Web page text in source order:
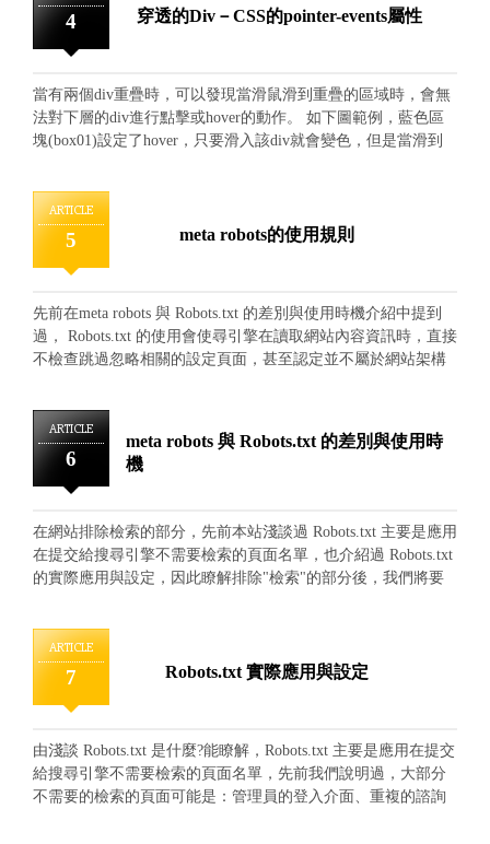
畫面呈現(Image)，因為是完全客製化的網站，所以每個頁面，
了解畫面會傳遞訊息的重要，力求將每個頁面細節，都儘量做
如果製作時間非常急迫，對於功能與畫面，以及網站的潛力價
值等因素，均可忽略的話，此時或可選擇套版網站，但客製化
網站，如上述所陳述，可說是精雕細琢。 所以，在製作時間
望網站可以趕緊上線，以便帶來無盡的商機，所以一化科技會
用最有效率的方式，來濃縮內部製作時間，期盼更快的完成委
製客戶，一個嶄新且有效傳遞訊息的網站。
網站的缺點做說明，即整體版型受限，畫面、圖面及文字，均
難以達到真正的高標要求，網站製作後，常常沉於茫茫網海
到，加上畫面勢必較粗糙，所以，並沒有辦法發揮出一個真正
有效網站，所該有的功能。而製作一個真正有效、可帶來無限
商機的網站，即為客製化網頁設計的最大宗旨與特色。
安全性使用，而運用要點在於由 DNS 用戶端發起，用來擴充以
加密與驗證的編碼，來確保網站方與瀏覽方在互動資訊的同
時，能夠保障資訊傳遞的安全性、正確性，達到有效的資料防
護。 在 DNS 伺服器當中，一般通常直接影響網站和郵件信箱
的連線運作，所以 DNS 伺服器管理軟體或相關設備如果不支援
EDNS 協定技術，將造成 DNS 無法順利解析或解析反應變慢等
別留意軟體與硬體是否能及時更新與支援上此項技術。 以上
提到了相關的技術與影響層面，但如果無法評判造成網站時連
線反應變慢、無法連線等情形的話，也不能完全確定是否為
EDNS 所影響，因此，我們可以透過以下檢測工具進行瞭解：
Compliance Tester 自行架設 DNS 伺服器測試，可以參考測試
方法： DNS flag day 經過了分析與瞭解，相信大家都能更
清楚 EDNS 協定技術的應用，如果在這方面或是網頁設計等設
4 穿透的Div－CSS的pointer-events屬性
當有兩個div重疊時，可以發現當滑鼠滑到重疊的區域時，會無
法對下層的div進行點擊或hover的動作。 如下圖範例，藍色區
塊(box01)設定了hover，只要滑入該div就會變色，但是當滑到
用CSS的屬性「pointer-events」，它是針對滑鼠事件的屬性，預
設值為auto，若設定值為none時，則可以穿越該元素。也就是
話，可以讓鼠標直接穿越上層div，對下層div進行動作。 範
例： See the Pen ywEzxO by Ya (@bok770) on CodePen. 我們可
以發現，原本壓在底下的box01，就算鼠標滑到重疊區域內，也
可以觸發hover了。
ARTICLE
5 meta robots的使用規則
先前在meta robots 與 Robots.txt 的差別與使用時機介紹中提到
過， Robots.txt 的使用會使尋引擎在讀取網站內容資訊時，直接
不檢查跳過忽略相關的設定頁面，甚至認定並不屬於網站架構
頁面，然而其實大多數的重複諮詢頁面、管理員的登入介面等
資訊，只是內容篇幅上偏向於功能取向、較無閱讀性、不符合
訪客查看應用，嚴格來說，還是整體網站架構的一部份，反觀
搜尋引擎在對整體查核時，也會對內容架構進行瞭解，內容架
構的豐富度與完整性也有利於排名收錄，因此我們其實並不能
一杆打翻全歸類於不屬於網頁內容。 在顧及完整性收錄與重
複功能頁面排除的情況之下，我們便可以透過 meta robots 的應
用，來明確的告訴搜尋引擎，那些內容算是網站的一部分可以
robots 的應用格式與使用辦法，我們將在以下進行說明舉例：
meta robots 主要是應用在頁面編碼當中的 head 區塊裡，可以自
由的針對每個個別頁面提出只需要"檢索"或"索引"的設定，也因
為可以個別針對每個頁面進行權限設定，就意味著"每個"需要
我們使用 index、noindex 代表 索引 或 不索引 follow、
nofollow 代表 檢索 或 不檢索 所以我們只需要請搜尋引擎"檢
索"理解，不需要"索引"提供搜尋的範例便能設定為： ＜meta
ARTICLE
6
meta robots 與 Robots.txt 的差別與使用時
機
在網站排除檢索的部分，先前本站淺談過 Robots.txt 主要是應用
在提交給搜尋引擎不需要檢索的頁面名單，也介紹過 Robots.txt
的實際應用與設定，因此瞭解排除"檢索"的部分後，我們將要
網頁資訊進行收錄並提供使用者查詢，所以淺談 Robots.txt主要
是針對檢索這項功能進行排除。 而檢索與索引這兩項功能雖
這邊我們用更白話的敘述就是 檢索 = 檢查 索引 = 收藏 所
以搜尋引擎在實際上的運作順序是先透過檢查頁面內容與連結
後，才決定是否要收藏，因此 Robots.txt 的作用就是在搜尋引擎
來訪時，藉由直接提出不需要檢查的資訊，想當然爾就更不可
能會被收藏，達到不檢查、不收錄的效果。 在更明確的知道
ARTICLE
7 Robots.txt 實際應用與設定
由淺談 Robots.txt 是什麼?能瞭解，Robots.txt 主要是應用在提交
給搜尋引擎不需要檢索的頁面名單，先前我們說明過，大部分
不需要的檢索的頁面可能是：管理員的登入介面、重複的諮詢